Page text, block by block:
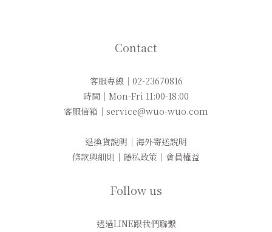
Contact
客服專線｜02-23670816
時間｜Mon-Fri 11:00-18:00
客服信箱｜service@wuo-wuo.com
退換貨說明 ｜ 海外寄送說明
條款與細則 ｜ 隱私政策 ｜ 會員權益
Follow us
透過LINE跟我們聯繫